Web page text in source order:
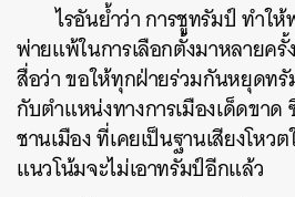
ไรอันย้ำว่า การชูทรัมป์ ทำใ
พ่ายแพ้ในการเลือกตั้งมาหลายค
สื่อว่า ขอให้ทุกฝ่ายร่วมกันหยุดทรั
กับตำแหน่งทางการเมืองเด็ดขา
ชานเมือง ที่เคยเป็นฐานเสียงโห
แนวโน้มจะไม่เอาทรัมป์อีกแล้ว